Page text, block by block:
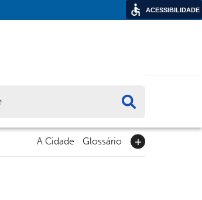
A Cidade Glossário
ACESSIBILIDADE